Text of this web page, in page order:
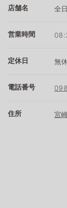
店舗名 全
営業時間
定休日 無休
電話番号
住所 宮